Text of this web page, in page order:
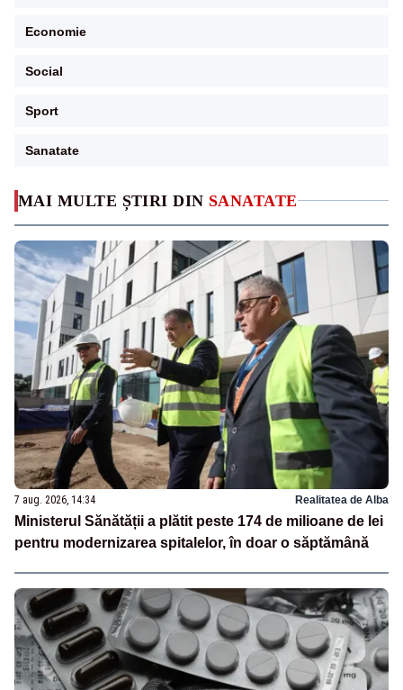
MAI MULTE ȘTIRI DIN SANATATE
7 aug. 2026, 14:34 Realitatea de Alba
Ministerul Sănătății a plătit peste 174 de milioane de lei
pentru modernizarea spitalelor, în doar o săptămână
Economie
Social
Sport
Sanatate